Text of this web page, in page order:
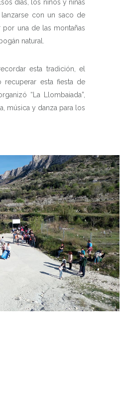
días, los niños y niñas
lanzarse con un saco de
una de las montañas
natural.
esta tradición, el
recuperar esta fiesta de
“La Llombaiada”,
música y danza para los